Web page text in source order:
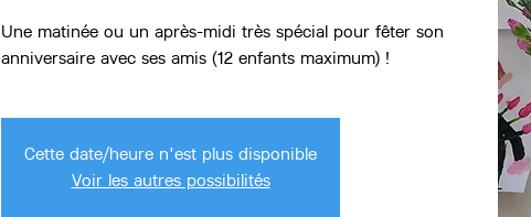
Une matinée ou un après-midi très spécial pour fêter son
anniversaire avec ses amis (12 enfants maximum) !
Cette date/heure n'est plus disponible
Voir les autres possibilités